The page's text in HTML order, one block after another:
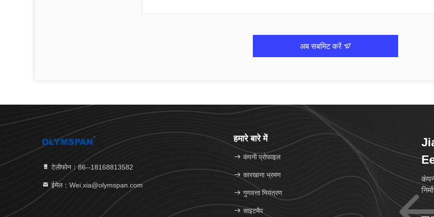
अब सबमिट करें
टेलीफोन：86--18168813582
ईमेल：Wei.xia@olymspan.com
हमारे बारे में
कंपनी प्रोफाइल
कारखाना भ्रमण
गुणवत्ता नियंत्रण
साइटमैप